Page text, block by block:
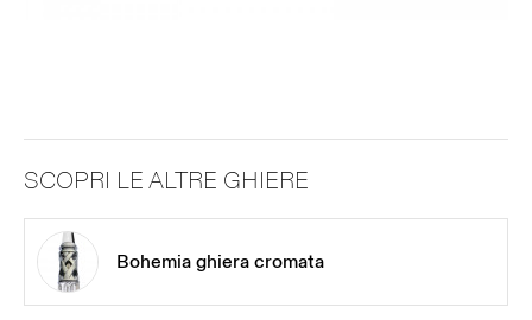
SCOPRI LE ALTRE GHIERE
Bohemia ghiera cromata